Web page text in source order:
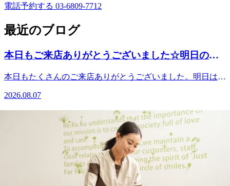
電話予約する 03-6809-7712
最近のブログ
本日もご来店ありがとうございました☆明日のご
本日もたくさんのご来店ありがとうございました。明日は１
しております。『肩甲骨ストレッチ＆骨盤ストレッチ』をと
り入れた整体ファンからも人気のリラク系ボディケア♪ ＃東
急大井町線 ＃尾山台 ＃整体・マッサージファンにも大人
気 ＃肩こり・腰痛 ＃骨盤ストレッチ ＃ストレッチ ＃世田谷
＃二子玉川＃自由が丘＃等々力
2026.08.07
8/7（金）本日の空き情報☆Re.Ra.Ku尾山台店
こんにちは！Re.Ra.Ku尾山台店です。本日は、少し風は吹い
ていますがカラッとした天気で気持ちいですね♪お散歩のつ
いでにお立ち寄りください！今日も笑顔で皆さまのご来店を
お待ちしております＾＾♪★。☆。★。☆。★。☆。★。
☆。★。☆。★。☆。★．．．【本日の空き情報】本日はソ
本日もご来店ありがとうございました